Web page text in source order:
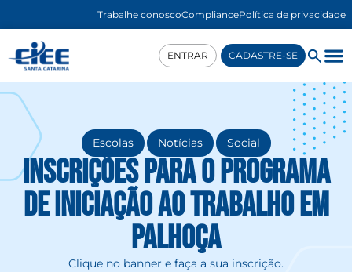
Trabalhe conoscoCompliancePolítica de privacidade
ENTRAR CADASTRE-SE
Escolas , Notícias , Social
Inscrições para o Programa
de Iniciação ao Trabalho em
Palhoça
Clique no banner e faça a sua inscrição.